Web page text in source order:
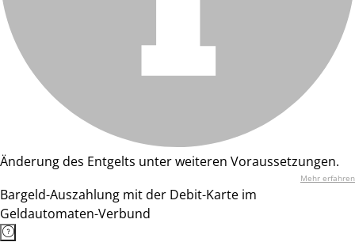
Änderung des Entgelts unter weiteren Voraussetzungen.
Mehr erfahren
Bargeld-Auszahlung mit der Debit-Karte im
Geldautomaten-Verbund